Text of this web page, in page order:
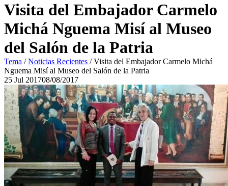
Visita del Embajador Carmelo
Michá Nguema Misí al Museo
del Salón de la Patria
Tema /Noticias Recientes /Visita del Embajador Carmelo Michá
Nguema Misí al Museo del Salón de la Patria
25 Jul 201708/08/2017